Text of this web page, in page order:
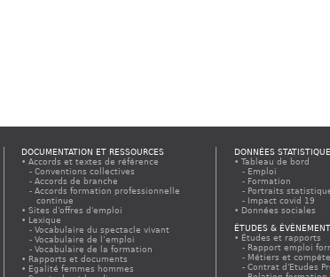
DOCUMENTATION ET RESSOURCES
Accords et textes de référence
Conventions collectives
Accords de branche
Accords formation professionnelle
continue
Sites d'offres d'emploi
Lexique
Vocabulaire du spectacle vivant
Vocabulaire de l’emploi
Vocabulaire de la formation
Rapports et documents
Egalité femmes hommes
DONNÉES
Tableau de bord
Emploi
Formation
Portraits
Impact covid 19
Données sociales
ÉTUDES &
Études et rapports
Rapport emploi
Métiers et
Contrat d'Etudes